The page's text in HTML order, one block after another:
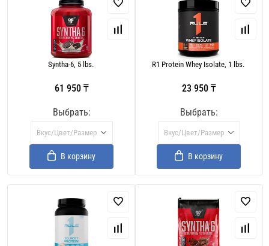
Syntha-6, 5 lbs.
61 950 ₸
Выбрать:
Вкус/Цвет/Размер
В корзину
R1 Protein Whey Isolate, 1 lbs.
23 950 ₸
Выбрать:
Вкус/Цвет/Размер
В корзину